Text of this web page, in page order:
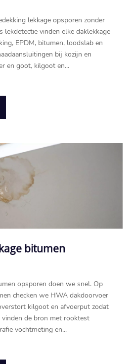
lekkage opsporen zonder
lekdetectie vinden elke daklekkage
EPDM, bitumen, loodslab en
bij kozijn en
en goot, kilgoot en...
bitumen
opsporen doen we snel.​ Op
checken we HWA dakdoorvoer
kilgoot en afvoerput zodat
de bron met rooktest
vochtmeting en...